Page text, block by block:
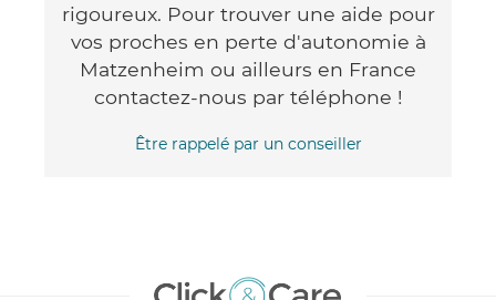
rigoureux. Pour trouver une aide pour
vos proches en perte d'autonomie à
Matzenheim ou ailleurs en France
contactez-nous par téléphone !
Être rappelé par un conseiller